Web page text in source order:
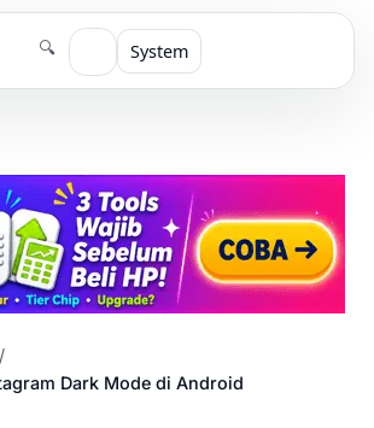
🔍 System
/
Dark Mode di Android